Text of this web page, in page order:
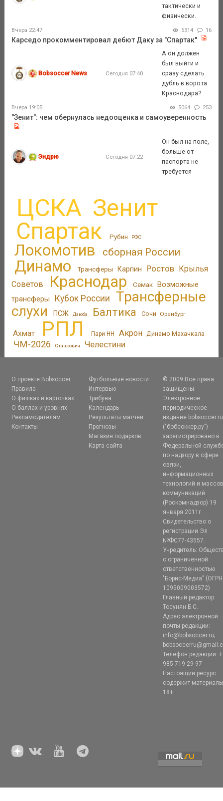
тактически и
физически.
Вчера 22:47 5314 16
Карседо прокомментировал дебют Даку за "Спартак"
Bobsoccer News Сегодня 07:40
А он должен
был выйти и
сразу сделать
дубль в ворота
Краснодара?
Вчера 19:05 5064 253
"Зенит": чем обернулась недооценка и самоуверенность
Эндрю Сегодня 07:22
Он был на поле,
больше от
паспорта не
требуется
ЦСКА Зенит
Спартак Рубин РФС
Локомотив сборная России
Динамо Трансферы Карпин Ростов Крылья
Советов
Краснодар Семак Возможные
трансферы
Кубок России
Трансферные
слухи
ПСЖ Дзюба Балтика Сочи Оренбург
Ахмат РПЛ Пари НН Акрон Динамо Махачкала
ЧМ-2026 Станкович Челестини
О проекте Bobsoccer
Правила
О фишках и карточках
О баллах и уровнях
Рекламодателям
Контакты
Футбольные новости
Интервью
Трибуна
Календарь
Результаты матчей
Прогнозы
Магазин подарков
Карта сайта
© 2009 Все права
защищены.
Электронное
периодическое
издание bobsoccer.ru
("бобсоккер.ру")
зарегистрировано в
Федеральной
по надзору в сфере
связи,
информационных
технологий и
коммуникаций
(Роскомнадзор) 19
января 2011г.
Свидетельство о
регистрации Эл
№ФС77-43557.
Учредитель:
с ограниченной
ответственностью
"Борис-Медиа" (ОГРН
1095009003572)
Главный редактор:
Тосунян Б.С.
Адрес электронной
почты редакции:
info@bobsoccer.ru;
Телефон редакции:
985 719 29 97
Настоящий ресурс
содержит
18+